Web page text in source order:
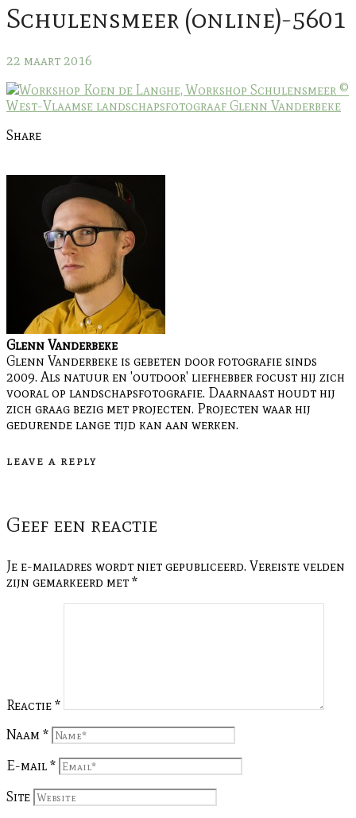
Schulensmeer (online)-5601
22 maart 2016
Share
Glenn Vanderbeke
Glenn Vanderbeke is gebeten door fotografie sinds
2009. Als natuur en 'outdoor' liefhebber focust hij zich
vooral op landschapsfotografie. Daarnaast houdt hij
zich graag bezig met projecten. Projecten waar hij
gedurende lange tijd kan aan werken.
LEAVE A REPLY
Geef een reactie
Je e-mailadres wordt niet gepubliceerd. Vereiste velden
zijn gemarkeerd met *
Reactie *
Naam *
E-mail *
Site